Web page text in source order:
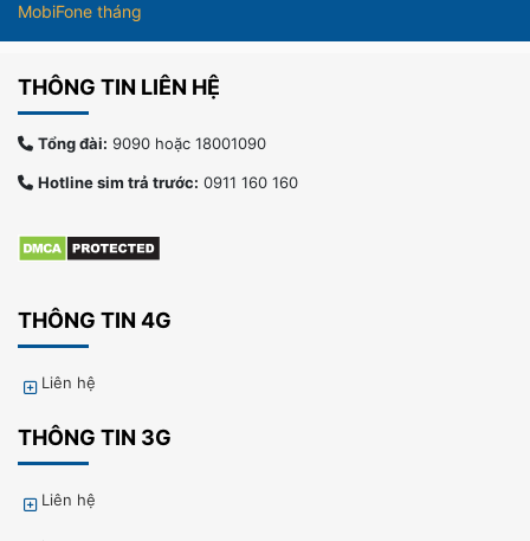
MobiFone tháng
THÔNG TIN LIÊN HỆ
Tổng đài: 9090 hoặc 18001090
Hotline sim trả trước: 0911 160 160
THÔNG TIN 4G
Liên hệ
THÔNG TIN 3G
Liên hệ